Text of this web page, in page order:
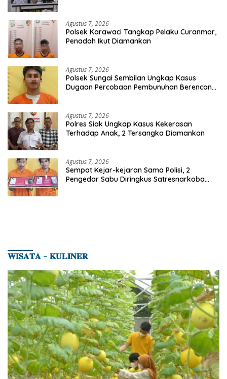
Agustus 7, 2026
Polsek Karawaci Tangkap Pelaku Curanmor,
Penadah Ikut Diamankan
Agustus 7, 2026
Polsek Sungai Sembilan Ungkap Kasus
Dugaan Percobaan Pembunuhan Berencana,
Agustus 7, 2026
Polres Siak Ungkap Kasus Kekerasan
Terhadap Anak, 2 Tersangka Diamankan
Agustus 7, 2026
Sempat Kejar-kejaran Sama Polisi, 2
Pengedar Sabu Diringkus Satresnarkoba
𝐖𝐈𝐒𝐀𝐓𝐀 – 𝐊𝐔𝐋𝐈𝐍𝐄𝐑